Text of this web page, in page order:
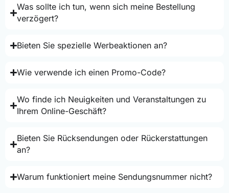
Was sollte ich tun, wenn sich meine Bestellung
verzögert?
Bieten Sie spezielle Werbeaktionen an?
Wie verwende ich einen Promo-Code?
Wo finde ich Neuigkeiten und Veranstaltungen zu
Ihrem Online-Geschäft?
Bieten Sie Rücksendungen oder Rückerstattungen
an?
Warum funktioniert meine Sendungsnummer nicht?